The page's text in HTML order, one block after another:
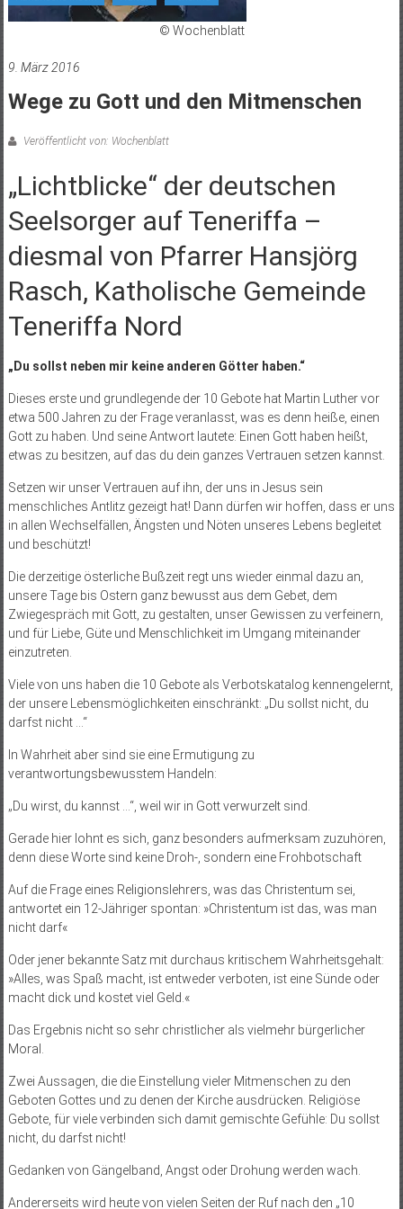
© Wochenblatt
9. März 2016
Wege zu Gott und den Mitmenschen
Veröffentlicht von: Wochenblatt
„Lichtblicke“ der deutschen
Seelsorger auf Teneriffa –
diesmal von Pfarrer Hansjörg
Rasch, Katholische Gemeinde
Teneriffa Nord
„Du sollst neben mir keine anderen Götter haben.“
Dieses erste und grundlegende der 10 Gebote hat Martin Luther vor
etwa 500 Jahren zu der Frage veranlasst, was es denn heiße, einen
Gott zu haben. Und seine Antwort lautete: Einen Gott haben heißt,
etwas zu besitzen, auf das du dein ganzes Vertrauen setzen kannst.
Setzen wir unser Vertrauen auf ihn, der uns in Jesus sein
menschliches Antlitz gezeigt hat! Dann dürfen wir hoffen, dass er uns
in allen Wechselfällen, Ängsten und Nöten unseres Lebens begleitet
und beschützt!
Die derzeitige österliche Bußzeit regt uns wieder einmal dazu an,
unsere Tage bis Ostern ganz bewusst aus dem Gebet, dem
Zwiegespräch mit Gott, zu gestalten, unser Gewissen zu verfeinern,
und für Liebe, Güte und Menschlichkeit im Umgang miteinander
einzutreten.
Viele von uns haben die 10 Gebote als Verbotskatalog kennengelernt,
der unsere Lebensmöglichkeiten einschränkt: „Du sollst nicht, du
darfst nicht …“
In Wahrheit aber sind sie eine Ermutigung zu
verantwortungsbewusstem Handeln:
„Du wirst, du kannst …“, weil wir in Gott verwurzelt sind.
Gerade hier lohnt es sich, ganz besonders aufmerksam zuzuhören,
denn diese Worte sind keine Droh-, sondern eine Frohbotschaft
Auf die Frage eines Religionslehrers, was das Christentum sei,
antwortet ein 12-Jähriger spontan: »Christentum ist das, was man
nicht darf«
Oder jener bekannte Satz mit durchaus kritischem Wahrheitsgehalt:
»Alles, was Spaß macht, ist entweder verboten, ist eine Sünde oder
macht dick und kostet viel Geld.«
Das Ergebnis nicht so sehr christlicher als vielmehr bürgerlicher
Moral.
Zwei Aussagen, die die Einstellung vieler Mitmenschen zu den
Geboten Gottes und zu denen der Kirche ausdrücken. Religiöse
Gebote, für viele verbinden sich damit gemischte Gefühle: Du sollst
nicht, du darfst nicht!
Gedanken von Gängelband, Angst oder Drohung werden wach.
Andererseits wird heute von vielen Seiten der Ruf nach den „10